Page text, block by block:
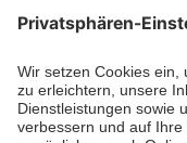
Die Johanniter
des